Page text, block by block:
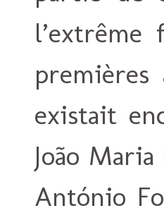
l’extrême
existait
João
António